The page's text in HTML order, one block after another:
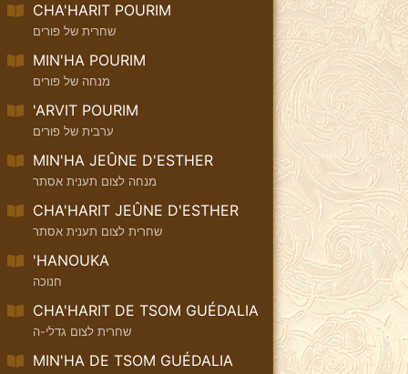
CHA'HARIT POURIM
שחרית של פורים
MIN'HA POURIM
מנחה של פורים
'ARVIT POURIM
ערבית של פורים
MIN'HA JEÛNE D'ESTHER
מנחה לצום תענית אסתר
CHA'HARIT JEÛNE D'ESTHER
שחרית לצום תענית אסתר
'HANOUKA
חנוכה
CHA'HARIT DE TSOM GUÉDALIA
שחרית לצום גדלי-ה
MIN'HA DE TSOM GUÉDALIA